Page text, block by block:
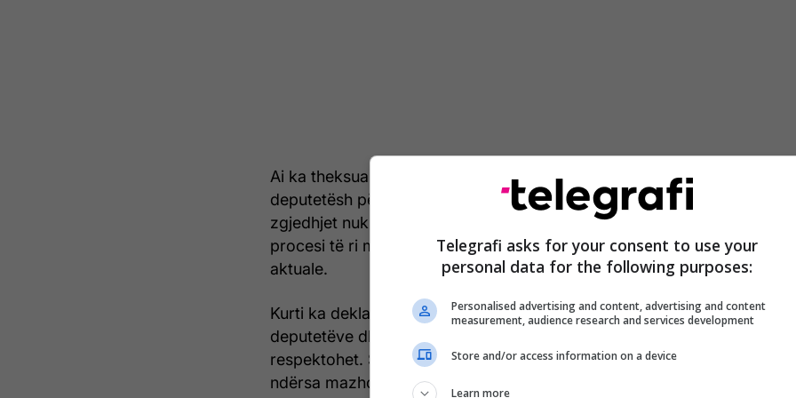
Ai ka theksuar se problemi kryesor mbetet kuorumi prej 80
deputetësh për zgjedhjen e Presidentit, duke argumentuar se
zgjedhjet nuk do ta zgjidhnin këtë çështje dhe se rezultatet e një
procesi të ri mund të ishin “pak a shumë të përafërta” me ato
aktuale.
Kurti ka deklaruar se LVV ka fituar shumicën e votave dhe
deputetëve dhe se vullneti i qytetarëve duhet të pranohet e
respektohet. Sipas tij, LVV ka 51.1% të votave apo 57 deputetë,
ndërsa mazhoranca e saj arrin në 66 deputetë.
Telegrafi asks for your consent to use your
personal data for the following purposes:
Personalised advertising and content, advertising and content
measurement, audience research and services development
Store and/or access information on a device
Learn more